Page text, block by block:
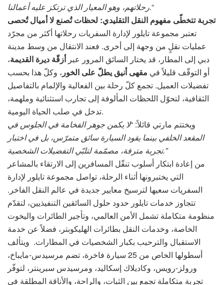
رحلاتهم، وهو المعيار الذي ترتكز عليه أعمالنا.“
تجربة تتخطّى مفهوم النقل التقليدي: لحظات تُصنع لا أميال تُحصى
تعتبر مجموعة تايلور لإدارة السفريات رحلاتها أكثر من مجرّد
عمليات نقلٍ من وجهة إلى أخرى. فعند الانتقال من وسط مدينة
دبي إلى المطار، قد يختار السائق المرور عبرأزقّة ديرة القديمة،
أو التوقّف قليلاً في مقهى أنيق يطلّ على الخور ، وكلّ هذا بحسب
تفضيلات العميل. تجمع كلّ رحلة بين الفعالية والإلمام بالتفاصيل
الثقافية، لتحوّل اللحظات المألوفة إلى تجارب استثنائية وملهمة،
تدخل في صلب الحياة اليومية.
ويختتم مارتي قائلاً: “لا يكمن جوهر الفخامة في الجلوس في
المقعد الخلفي بينما يقود السيارة سائق متمرّس، بل في اختبار
تجربة مترفة، مصمّمة لتلبّي التفضيلات الشخصية.”
من إعادة ابتكار أسلوب تنقّل المسافرين إلى الارتقاء بالمشاعر
التي يختبرونها أثناء الرحلة، تواصل مجموعة تايلور لإدارة
السفريات سعيها لترسيخ معايير جديدة في عالم النقل الفاخر.
تتجاوز خدمات تايلور حدود حلول السائقين التنفيذيين، لتقدّم
منظومة متكاملة تشمل الأمن العالمي، وتأجير الطائرات واليخوت
الخاصة، وخدمات النقل بطائرات الهليكوبتر، فضلاً عن خدمة
الاستقبال والترحيب بكبار الشخصيات في المطارات. ويتألف
أسطولها الخاص من 25 سيارة فاخرة، تضم مرسيدس-مايباخ،
ورولز-رويس، وكاديلاك إسكاليد، ومرسيدس سبرينتر، لتوفّر
تجربة متكاملة تجمع بين الثبات، والراحة، والأناقة المطلقة في